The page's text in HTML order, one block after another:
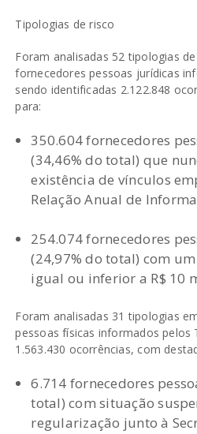
Tipologias de risco
Foram analisadas 52 tipologias
fornecedores pessoas jurídicas
sendo identificadas 2.122.848
para:
350.604 fornecedores
(34,46% do total) que
existência de vínculos
Relação Anual de
254.074 fornecedores
(24,97% do total) com
igual ou inferior a R$ 10
Foram analisadas 31 tipologias
pessoas físicas informados pelos
1.563.430 ocorrências, com
6.714 fornecedores
total) com situação
regularização junto à